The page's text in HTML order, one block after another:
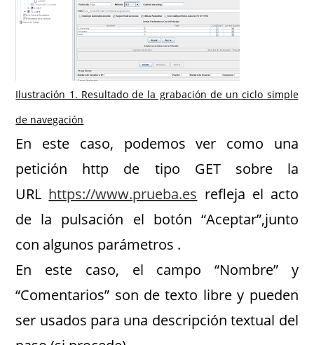
Ilustración 1. Resultado de la grabación de un ciclo simple
de navegación
En este caso, podemos ver como una
petición http de tipo GET sobre la
URL https://www.prueba.es refleja el acto
de la pulsación el botón “Aceptar”,junto
con algunos parámetros .
En este caso, el campo “Nombre” y
“Comentarios” son de texto libre y pueden
ser usados para una descripción textual del